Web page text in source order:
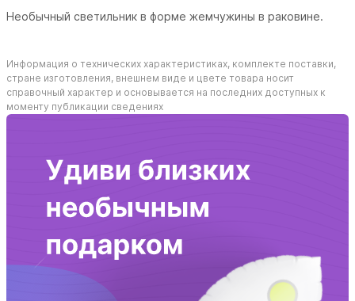
Необычный светильник в форме жемчужины в раковине.
Информация о технических характеристиках, комплекте поставки,
стране изготовления, внешнем виде и цвете товара носит
справочный характер и основывается на последних доступных к
моменту публикации сведениях